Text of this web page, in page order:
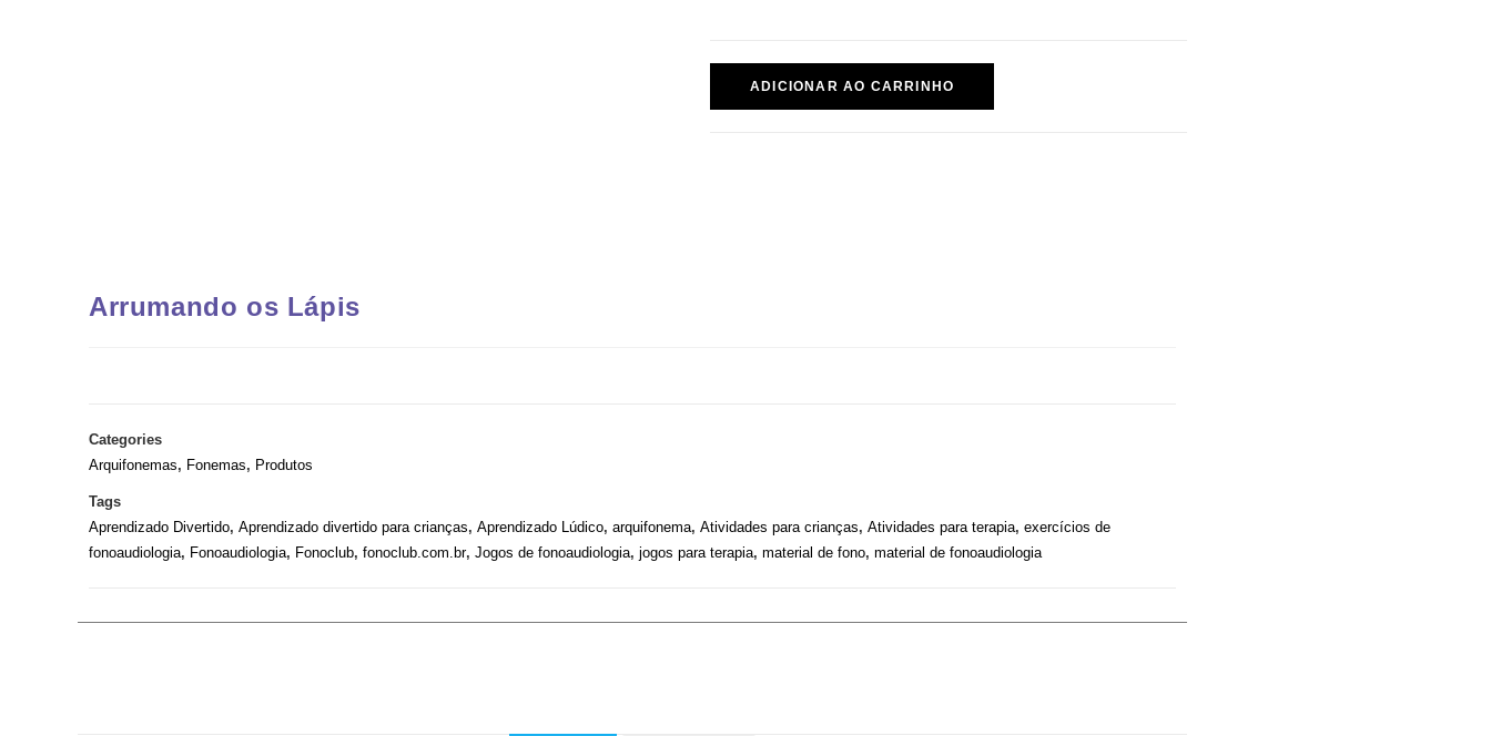
ADICIONAR AO CARRINHO
Arrumando os Lápis
Categories
Arquifonemas, Fonemas, Produtos
Tags
Aprendizado Divertido, Aprendizado divertido para crianças, Aprendizado Lúdico, arquifonema, Atividades para crianças, Atividades para terapia, exercícios de
fonoaudiologia, Fonoaudiologia, Fonoclub, fonoclub.com.br, Jogos de fonoaudiologia, jogos para terapia, material de fono, material de fonoaudiologia